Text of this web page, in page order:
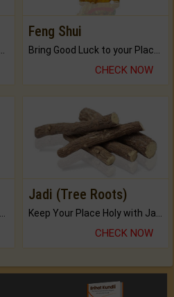
Feng Shui
CHECK NOW
Jadi (Tree Roots)
CHECK NOW